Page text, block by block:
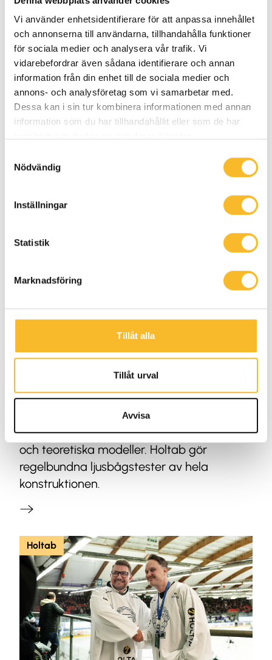
Vi använder enhetsidentifierare för att anpassa innehållet
och annonserna till användarna, tillhandahålla funktioner
för sociala medier och analysera vår trafik. Vi
vidarebefordrar även sådana identifierare och annan
information från din enhet till de sociala medier och
annons- och analysföretag som vi samarbetar med.
Dessa kan i sin tur kombinera informationen med annan
information som du har tillhandahållit eller som de har
Nödvändig
Inställningar
Statistik
Marknadsföring
Tillåt alla
Tillåt urval
Avvisa
Högre mål för Holtabs
hållbarhetsarbete
Vad innebär det egentligen att leda vägen
mot en hållbar framtid? För oss på Holtab
är svaret tydligt – hållbarhet måste
genomsyra allt vi gör, det säger Michael
Ljusbågstester visar om en
nätstation verkligen är säker
En nätstation ska fungera i flera decennier.
Därför räcker det inte med beräkningar
och teoretiska modeller. Holtab gör
regelbundna ljusbågstester av hela
konstruktionen.
Holtab